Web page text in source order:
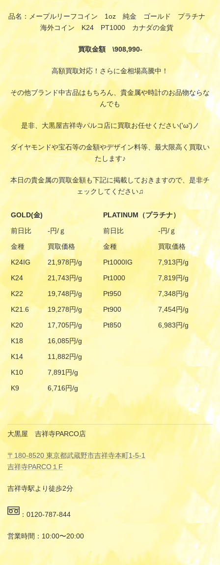
品名：メープルリーフコイン 1oz 純金 ゴールド プラチナ
海外コイン K24 PT1000 カナダの金貨
買取金額 \908,990-
高額買取対応！さらに金相場高騰中！
その他ブランド中古品はもちろん、貴金属や時計のお品物ならな
んでも
是非、大黒屋吉祥寺パルコ店に買取お任せください('ω')ノ
ダイヤモンドや宝石等の金額やデザイン料等、最大限高く買取い
たします♪
本日の貴金属の買取金額も下記に掲載しておきますので、是非チ
ェックしてください♫
GOLD(金)
PLATINUM（プラチナ）
前日比
-円/ｇ 前日比
-円/ｇ
金種
買取価格 金種
買取価格
K24IG
21,978円/g Pt1000IG
7,913円/g
K24
21,743円/g Pt1000
7,819円/g
K22
19,748円/g Pt950
7,348円/g
K21.6
19,278円/g Pt900
7,454円/g
K20
17,705円/g Pt850
6,983円/g
K18
16,085円/g
K14
11,882円/g
K10
7,891円/g
K9
6,716円/g
大黒屋 吉祥寺PARCO店
〒180-8520 東京都武蔵野市吉祥寺本町1-5-1
吉祥寺PARCO１F
吉祥寺駅より徒歩2分
：0120-787-844
営業時間：10:00〜20:00